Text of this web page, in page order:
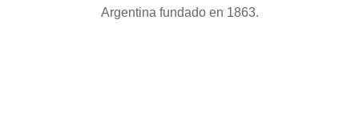
Argentina fundado en 1863.